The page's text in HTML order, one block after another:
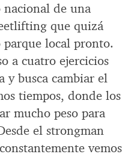
de una
que quizá
local pronto.
a cuatro ejercicios
y busca cambiar el
tiempos, donde los
mucho peso para
el strongman
vemos